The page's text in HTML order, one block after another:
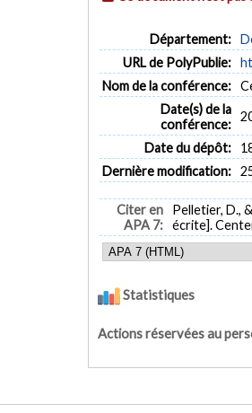
Département:
URL de PolyPublie:
Nom de la conférence:
Date(s) de la
conférence:
Date du dépôt:
Dernière modification:
Citer en
APA 7:
Pelletier, D.,
écrite].
Statistiques
Actions réservées au